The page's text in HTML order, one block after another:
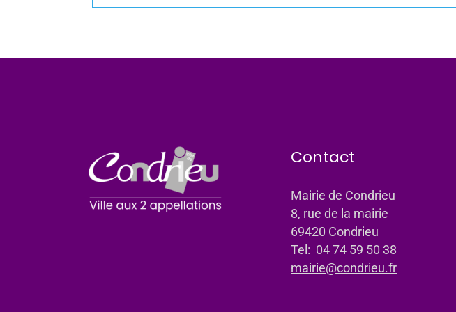
Contact
Mairie de Condrieu
8, rue de la mairie
69420 Condrieu
Tel: 04 74 59 50 38
mairie@condrieu.fr